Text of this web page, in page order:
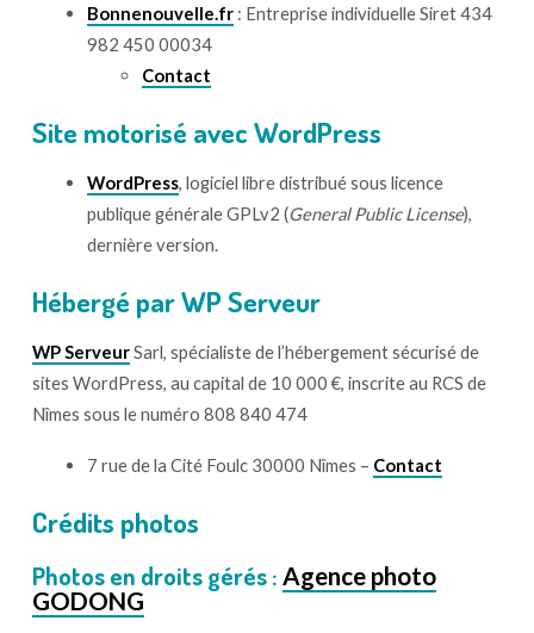
Bonnenouvelle.fr: Entreprise individuelle Siret 434
982 450 00034
Contact
Site motorisé avec WordPress
WordPress, logiciel libre distribué sous licence
publique généraleGPLv2 (General Public License),
dernière version.
Hébergé par WP Serveur
WP ServeurSarl, spécialiste de l’hébergement sécurisé de
sites WordPress, au capital de 10 000 €, inscrite au RCS de
Nîmes sous le numéro 808 840 474
7 rue de la Cité Foulc 30000 Nîmes – Contact
Crédits photos
Photos en droits gérés : Agence photo
GODONG